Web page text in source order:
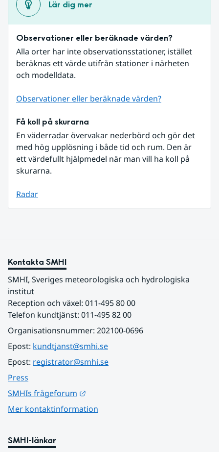
Lär dig mer
Observationer eller beräknade värden?
Alla orter har inte observationsstationer, istället
beräknas ett värde utifrån stationer i närheten
och modelldata.
Observationer eller beräknade värden?
Få koll på skurarna
En väderradar övervakar nederbörd och gör det
med hög upplösning i både tid och rum. Den är
ett värdefullt hjälpmedel när man vill ha koll på
skurarna.
Radar
Kontakta SMHI
SMHI, Sveriges meteorologiska och hydrologiska
institut
Reception och växel: 011-495 80 00
Telefon kundtjänst: 011-495 82 00
Organisationsnummer: 202100-0696
Epost: kundtjanst@smhi.se
Epost: registrator@smhi.se
Press
SMHIs frågeforum
Mer kontaktinformation
SMHI-länkar